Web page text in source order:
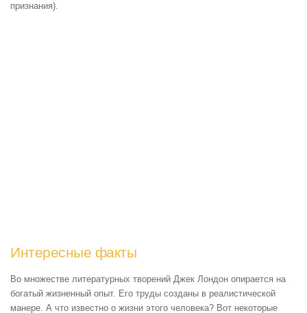
признания).
Интересные факты
Во множестве литературных творений Джек Лондон опирается на
богатый жизненный опыт. Его труды созданы в реалистической
манере. А что известно о жизни этого человека? Вот некоторые